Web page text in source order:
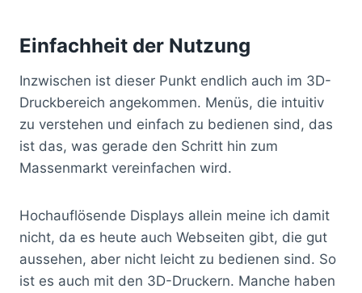
Einfachheit der Nutzung
Inzwischen ist dieser Punkt endlich auch im 3D-
Druckbereich angekommen. Menüs, die intuitiv
zu verstehen und einfach zu bedienen sind, das
ist das, was gerade den Schritt hin zum
Massenmarkt vereinfachen wird.
Hochauflösende Displays allein meine ich damit
nicht, da es heute auch Webseiten gibt, die gut
aussehen, aber nicht leicht zu bedienen sind. So
ist es auch mit den 3D-Druckern. Manche haben